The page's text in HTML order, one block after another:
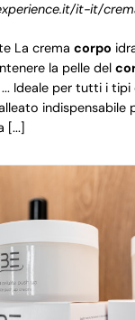
it-it/
La crema corpo
la pelle del
Ideale per tutti i tipi
indispensabile
[...]